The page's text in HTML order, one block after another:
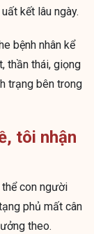
kết lâu ngày.
bệnh nhân kể
thần thái, giọng
trạng bên trong
tôi nhận
thể con người
phủ mất cân
theo.